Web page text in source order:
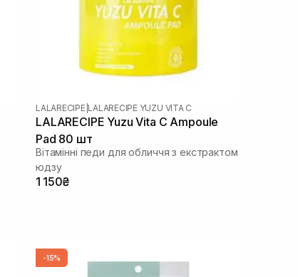
LALARECIPE LALARECIPE YUZU VITA C
LALARECIPE Yuzu Vita C Ampoule
Pad 80 шт
Вітамінні педи для обличчя з екстрактом
юдзу
1 150₴
-15%